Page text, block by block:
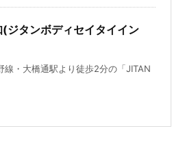
ジタンボディセイタイイン
・大橋通駅より徒歩2分の「JITAN